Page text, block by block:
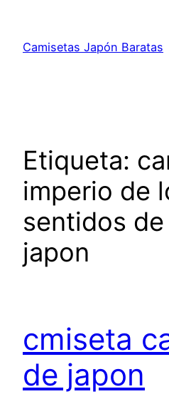
contenido
Camisetas Japón Baratas
Etiqueta:
imperio de
sentidos
japon
cmiseta
de japon